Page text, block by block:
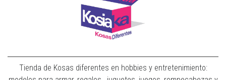
Tienda de Kosas diferentes en hobbies y entretenimiento: